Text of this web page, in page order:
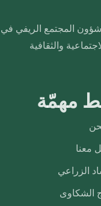
المجتمع الريفي في
والثقافية
مهمّة
معنا
الزراعي
الشكاوى